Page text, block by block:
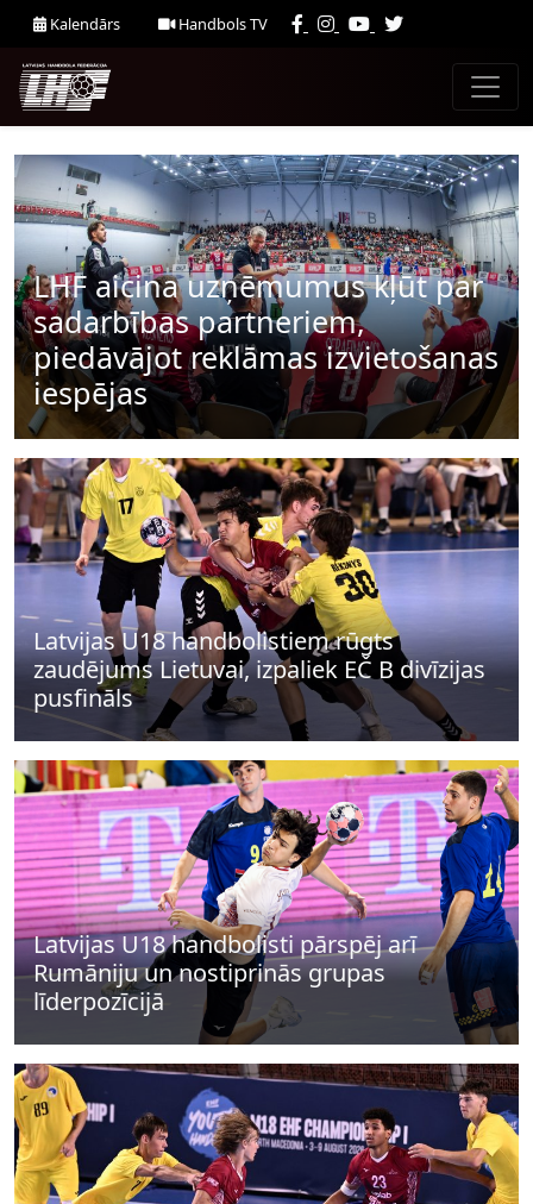
Kalendārs Handbols TV
LHF aicina uzņēmumus kļūt par
sadarbības partneriem,
piedāvājot reklāmas izvietošanas
iespējas
Latvijas U18 handbolistiem rūgts
zaudējums Lietuvai, izpaliek EČ B divīzijas
pusfināls
Latvijas U18 handbolisti pārspēj arī
Rumāniju un nostiprinās grupas
līderpozīcijā